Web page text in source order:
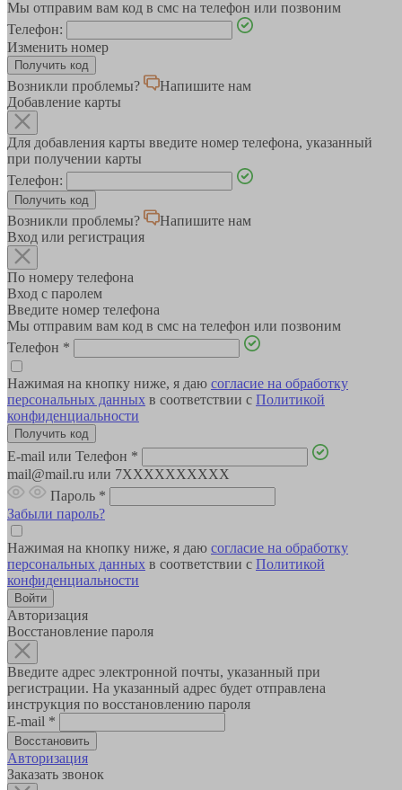
Мы отправим вам код в смс на телефон или позвоним
Телефон:
Изменить номер
Возникли проблемы?
Напишите нам
Добавление карты
Для добавления карты введите номер телефона, указанный
при получении карты
Телефон:
Возникли проблемы?
Напишите нам
Вход или регистрация
По номеру телефона
Вход с паролем
Введите номер телефона
Мы отправим вам код в смс на телефон или позвоним
Телефон *
Нажимая на кнопку ниже, я даю согласие на обработку
персональных данных в соответствии с Политикой
конфиденциальности
E-mail или Телефон *
mail@mail.ru или 7XXXXXXXXXX
Пароль *
Забыли пароль?
Нажимая на кнопку ниже, я даю согласие на обработку
персональных данных в соответствии с Политикой
конфиденциальности
Авторизация
Восстановление пароля
Введите адрес электронной почты, указанный при
регистрации. На указанный адрес будет отправлена
инструкция по восстановлению пароля
E-mail *
Авторизация
Заказать звонок